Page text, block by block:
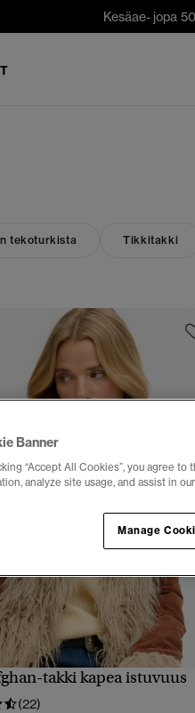
Kesäae- jopa
tekoturkista Tikkitakki
PIKAKATSELU
takki kapea istuvuus
(22)
Banner
“Accept All Cookies”, you agree
analyze site usage, and assist in
Manage